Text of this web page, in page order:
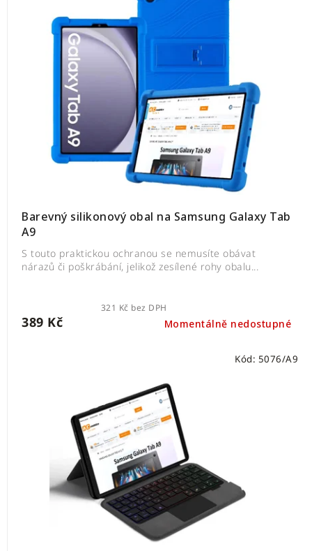
Barevný silikonový obal na Samsung Galaxy Tab
A9
Momentálně nedostupné
321 Kč bez DPH
389 Kč
S touto praktickou ochranou se nemusíte obávat
nárazů či poškrábání, jelikož zesílené rohy obalu...
Kód: 5076/A9